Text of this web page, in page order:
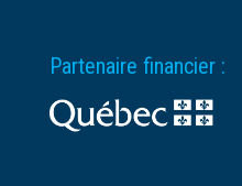
Partenaire financier :